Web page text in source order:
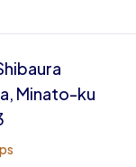
Minato-ku